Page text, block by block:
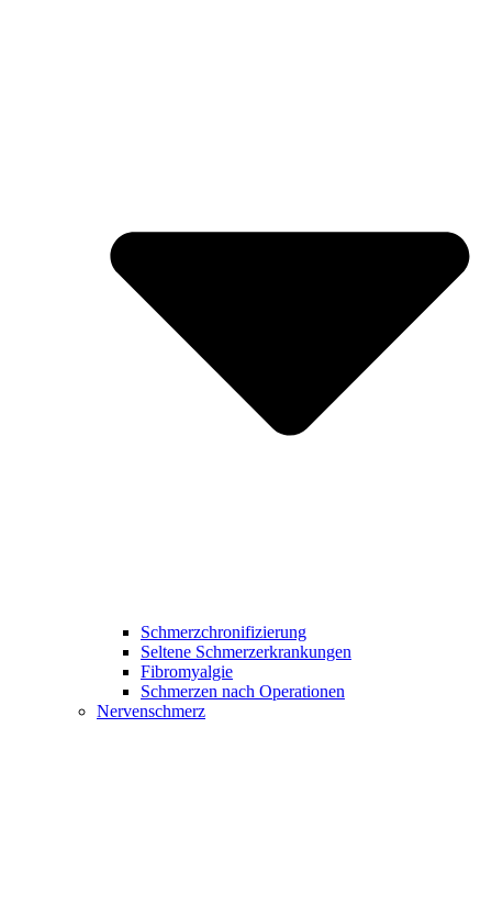
Schmerzchronifizierung
Seltene Schmerzerkrankungen
Fibromyalgie
Schmerzen nach Operationen
Nervenschmerz